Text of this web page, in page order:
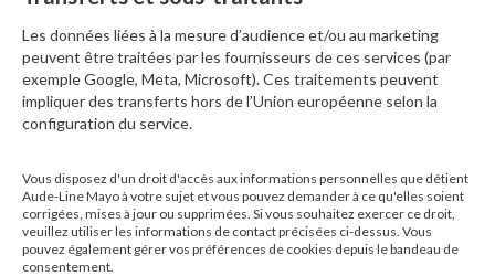
Les données liées à la mesure d’audience et/ou au marketing
peuvent être traitées par les fournisseurs de ces services (par
exemple Google, Meta, Microsoft). Ces traitements peuvent
impliquer des transferts hors de l’Union européenne selon la
configuration du service.
Vous disposez d'un droit d'accès aux informations personnelles que détient
Aude-Line Mayoà votre sujet et vous pouvez demander à ce qu'elles soient
corrigées, mises à jour ou supprimées. Si vous souhaitez exercer ce droit,
veuillez utiliser les informations de contact précisées ci-dessus. Vous
pouvez également gérer vos préférences de cookies depuis le bandeau de
consentement.